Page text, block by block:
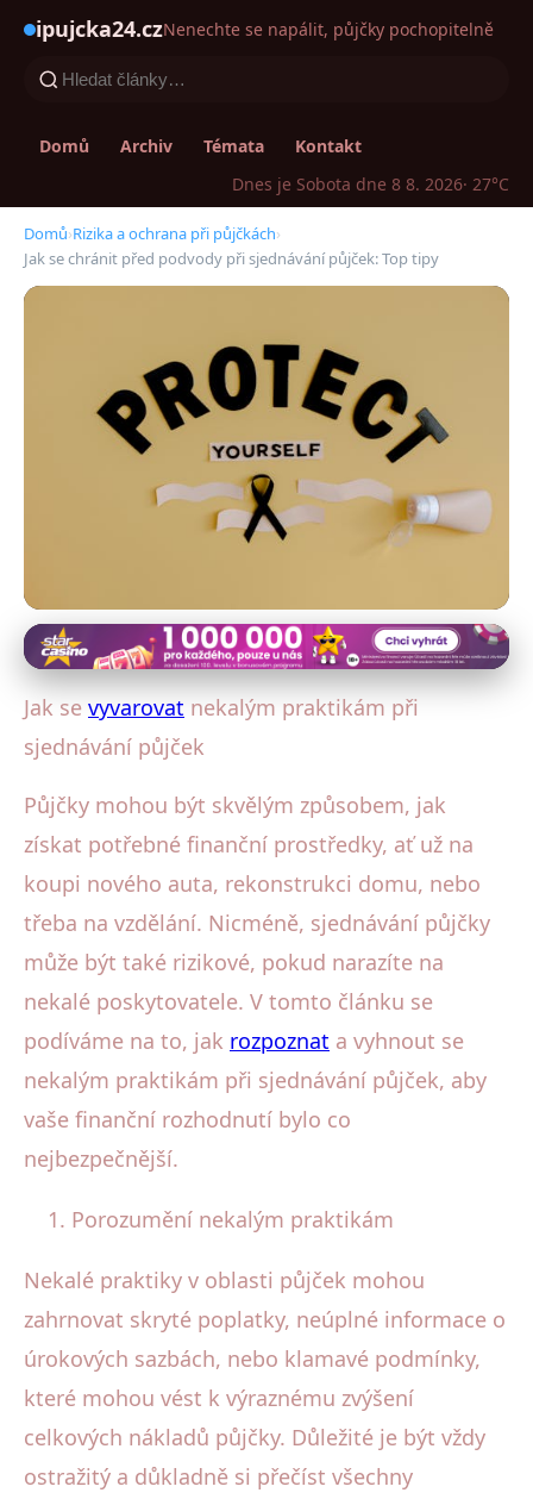
ipujcka24.czNenechte se napálit, půjčky pochopitelně
Domů Archiv Témata
Kontakt
Dnes je Sobota dne 8 8. 2026· 27°C
Domů›Rizika a ochrana při půjčkách›
Jak se chránit před podvody při sjednávání půjček: Top tipy
Rizika a ochrana při půjčkách
Jak se chránit před podvody při
sjednávání půjček: Top tipy
14. 10. 2025· 4 min čtení · Autor: Radka Kolářová
Jak se vyvarovat nekalým praktikám při
sjednávání půjček
Půjčky mohou být skvělým způsobem, jak
získat potřebné finanční prostředky, ať už na
koupi nového auta, rekonstrukci domu, nebo
třeba na vzdělání. Nicméně, sjednávání půjčky
může být také rizikové, pokud narazíte na
nekalé poskytovatele. V tomto článku se
podíváme na to, jak rozpoznat a vyhnout se
nekalým praktikám při sjednávání půjček, aby
vaše finanční rozhodnutí bylo co
nejbezpečnější.
Porozumění nekalým praktikám
Nekalé praktiky v oblasti půjček mohou
zahrnovat skryté poplatky, neúplné informace o
úrokových sazbách, nebo klamavé podmínky,
které mohou vést k výraznému zvýšení
celkových nákladů půjčky. Důležité je být vždy
ostražitý a důkladně si přečíst všechny